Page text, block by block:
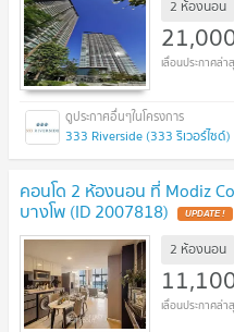
2 ห้องนอน
333 Riverside (333 ริเวอร์ไซด์)
คอนโด 2 ห้องนอน ที่ Modiz
บางโพ (ID 2007818) UPDATE !
2 ห้องนอน